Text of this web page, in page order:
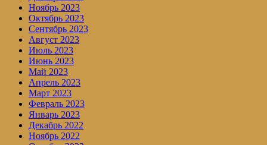
Ноябрь 2023
Октябрь 2023
Сентябрь 2023
Август 2023
Июль 2023
Июнь 2023
Май 2023
Апрель 2023
Март 2023
Февраль 2023
Январь 2023
Декабрь 2022
Ноябрь 2022